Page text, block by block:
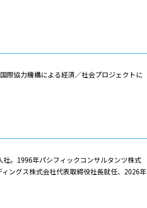
際協力機構による経済／社会プロジェクトに
。1996年パシフィックコンサルタンツ株式
ングス株式会社代表取締役社長就任、2026年